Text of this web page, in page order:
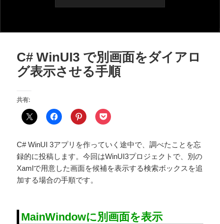
C# WinUI3 で別画面をダイアロ
グ表示させる手順
共有:
C# WinUI 3アプリを作っていく途中で、調べたことを忘
録的に投稿します。今回はWinUI3プロジェクトで、別の
Xamlで用意した画面を候補を表示する検索ボックスを追
加する場合の手順です。
MainWindowに別画面を表示